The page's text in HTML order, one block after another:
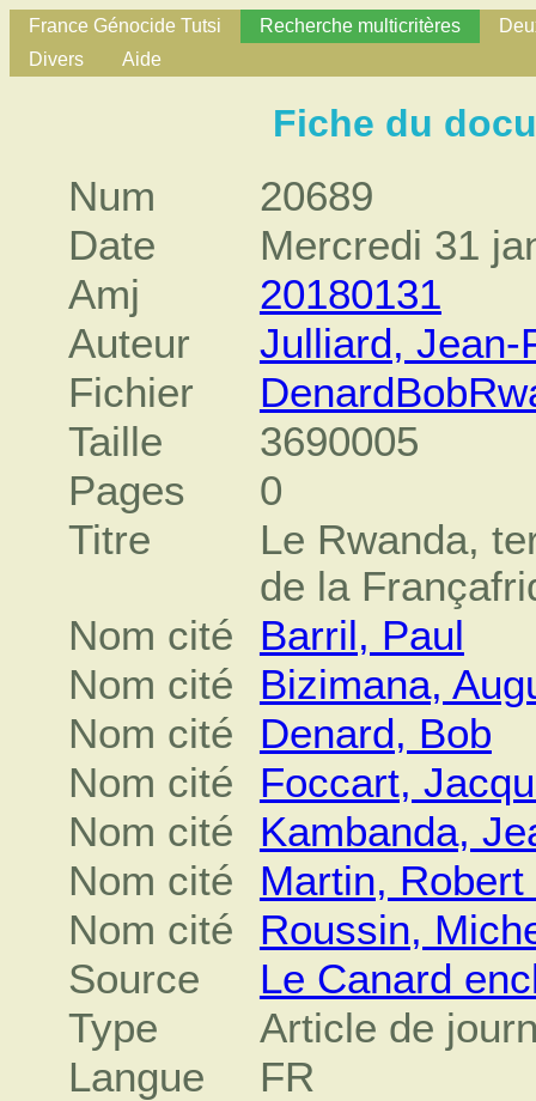
France Génocide Tutsi Recherche multicritères
Divers
Aide
Fiche du
Num
20689
Date
Mercredi 31
Amj
20180131
Auteur
Julliard, Jean-
Fichier
Taille
3690005
Pages
0
Titre
Le Rwanda,
de la
Nom cité
Barril, Paul
Nom cité
Bizimana,
Nom cité
Denard, Bob
Nom cité
Foccart,
Nom cité
Kambanda,
Nom cité
Martin,
Nom cité
Roussin,
Source
Le Canard
Type
Article de
Langue
FR